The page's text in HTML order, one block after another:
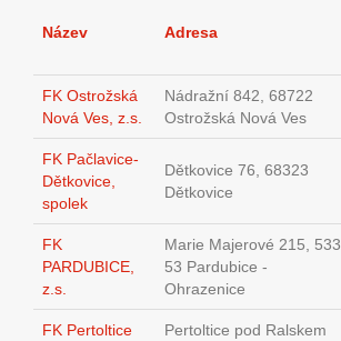
Název Adresa
FK Ostrožská
Nová Ves, z.s.
Nádražní 842, 68722
Ostrožská Nová Ves
FK Pačlavice-
Dětkovice,
spolek
Dětkovice 76, 68323
Dětkovice
FK
PARDUBICE,
z.s.
Marie Majerové 215, 533
53 Pardubice -
Ohrazenice
FK Pertoltice
Pertoltice pod Ralskem